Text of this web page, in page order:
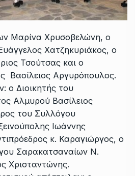
Μαρίνα Χρυσοβελώνη, ο
Χατζηκυριάκος, ο
Τσούτσας και ο
Βασίλειος Αργυρόπουλος.
ο Διοικητής του
Αλμυρού Βασίλειος
του Συλλόγου
Ιωάννης
κ. Καραγιώργος, ο
Σαρακατσαναίων Ν.
Χρισταντώνης.